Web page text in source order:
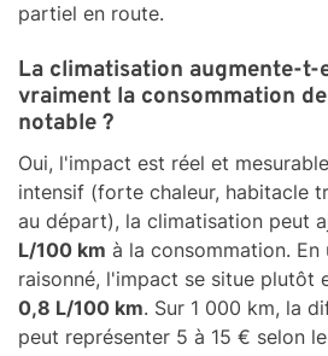
partiel en route.
La climatisation augmente-t-
vraiment la consommation
notable ?
Oui, l'impact est réel et
intensif (forte chaleur, habitacle
au départ), la climatisation peut
L/100 km à la consommation. En
raisonné, l'impact se situe plutôt
0,8 L/100 km. Sur 1 000 km, la
peut représenter 5 à 15 € selon